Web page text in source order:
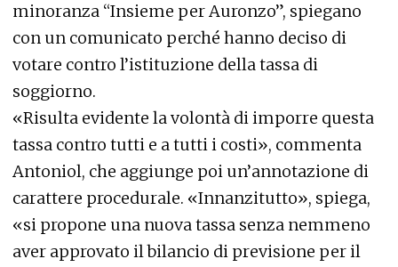
minoranza “Insieme per Auronzo”, spiegano
con un comunicato perché hanno deciso di
votare contro l’istituzione della tassa di
soggiorno.
«Risulta evidente la volontà di imporre questa
tassa contro tutti e a tutti i costi», commenta
Antoniol, che aggiunge poi un’annotazione di
carattere procedurale. «Innanzitutto», spiega,
«si propone una nuova tassa senza nemmeno
aver approvato il bilancio di previsione per il